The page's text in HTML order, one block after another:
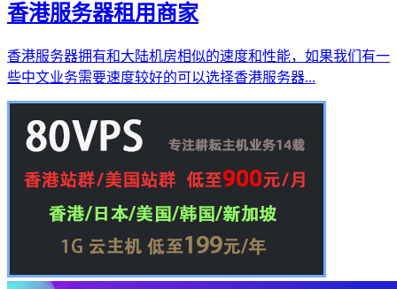
香港服务器租用商家
香港服务器拥有和大陆机房相似的速度和性能，如果我们有一
些中文业务需要速度较好的可以选择香港服务器...